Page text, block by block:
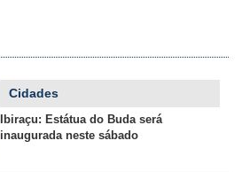
Cidades
Ibiraçu: Estátua do Buda será
inaugurada neste sábado